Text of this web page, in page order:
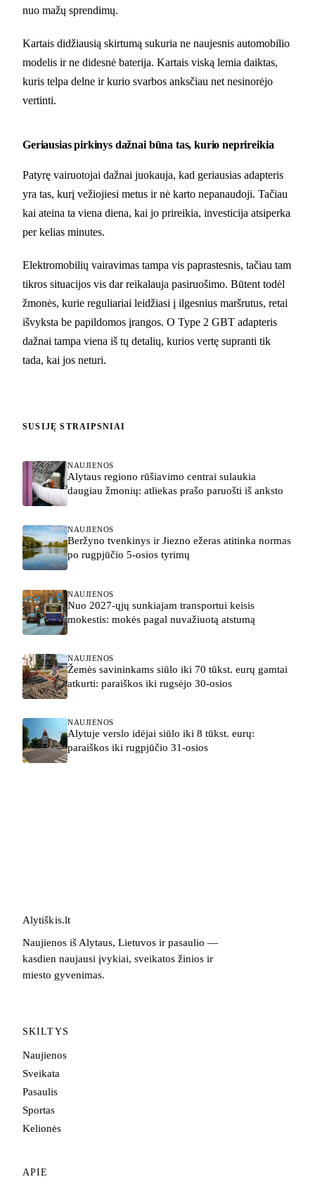
nuo mažų sprendimų.
Kartais didžiausią skirtumą sukuria ne naujesnis automobilio
modelis ir ne didesnė baterija. Kartais viską lemia daiktas,
kuris telpa delne ir kurio svarbos anksčiau net nesinorėjo
vertinti.
Geriausias pirkinys dažnai būna tas, kurio neprireikia
Patyrę vairuotojai dažnai juokauja, kad geriausias adapteris
yra tas, kurį vežiojiesi metus ir nė karto nepanaudoji. Tačiau
kai ateina ta viena diena, kai jo prireikia, investicija atsiperka
per kelias minutes.
Elektromobilių vairavimas tampa vis paprastesnis, tačiau tam
tikros situacijos vis dar reikalauja pasiruošimo. Būtent todėl
žmonės, kurie reguliariai leidžiasi į ilgesnius maršrutus, retai
išvyksta be papildomos įrangos. O Type 2 GBT adapteris
dažnai tampa viena iš tų detalių, kurios vertę supranti tik
tada, kai jos neturi.
SUSIJĘ STRAIPSNIAI
NAUJIENOS
Alytaus regiono rūšiavimo centrai sulaukia
daugiau žmonių: atliekas prašo paruošti iš anksto
NAUJIENOS
Beržyno tvenkinys ir Jiezno ežeras atitinka normas
po rugpjūčio 5-osios tyrimų
NAUJIENOS
Nuo 2027-ųjų sunkiajam transportui keisis
mokestis: mokės pagal nuvažiuotą atstumą
NAUJIENOS
Žemės savininkams siūlo iki 70 tūkst. eurų gamtai
atkurti: paraiškos iki rugsėjo 30-osios
NAUJIENOS
Alytuje verslo idėjai siūlo iki 8 tūkst. eurų:
paraiškos iki rugpjūčio 31-osios
Alytiškis.lt
Naujienos iš Alytaus, Lietuvos ir pasaulio —
kasdien naujausi įvykiai, sveikatos žinios ir
miesto gyvenimas.
SKILTYS
Naujienos
Sveikata
Pasaulis
Sportas
Kelionės
APIE